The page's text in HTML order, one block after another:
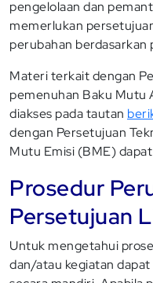
pengelolaan dan
memerlukan
perubahan
Materi terkait dengan
pemenuhan Baku Mutu
diakses pada tautan
dengan Persetujuan
Mutu Emisi (BME)
Prosedur
Persetujuan
Untuk mengetahui
dan/atau kegiatan